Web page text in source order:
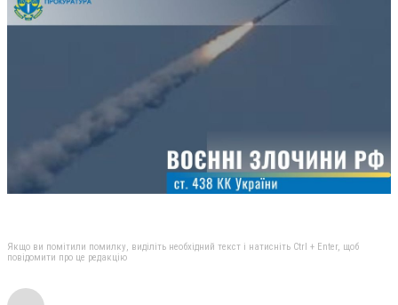
Якщо ви помітили помилку, виділіть необхідний текст і натисніть Ctrl + Enter, щоб
повідомити про це редакцію